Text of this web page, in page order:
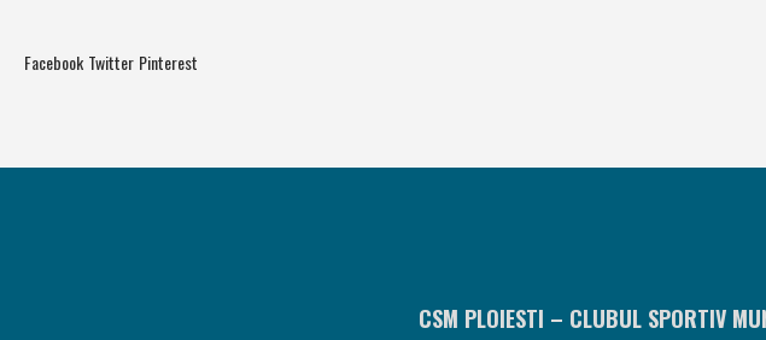
Facebook Twitter Pinterest
CSM PLOIESTI – CLUBUL SPORTIV